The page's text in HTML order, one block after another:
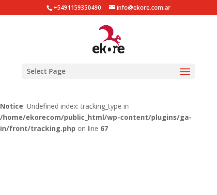
Notice: Undefined index: tracking_type in
/home/ekorecom/public_html/wp-content/plugins/ga-
/home/ekorecom/public_html/wp-content/plugins/ga-
Notice: Undefined index: tracking_type in
/home/ekorecom/public_html/wp-content/plugins/ga-
in/front/tracking.php on line 67
+5491159350490 info@ekore.com.ar
Select Page